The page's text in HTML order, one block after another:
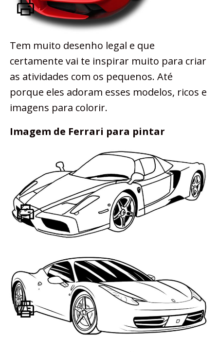
Tem muito desenho legal e que
certamente vai te inspirar muito para criar
as atividades com os pequenos. Até
porque eles adoram esses modelos, ricos e
imagens para colorir.
Imagem de Ferrari para pintar